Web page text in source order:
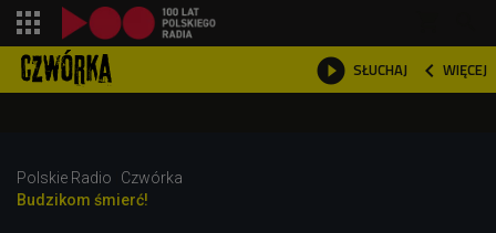
 SŁUCHAJ  WIĘCEJ

Polskie Radio
Czwórka
Budzikom śmierć!